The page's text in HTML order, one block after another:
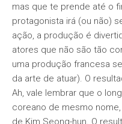
mas que te prende até o
protagonista irá (ou não)
ação, a produção é
atores que não são tão
uma produção francesa
da arte de atuar). O
Ah, vale lembrar que o
coreano de mesmo
de Kim Seong-hun. O